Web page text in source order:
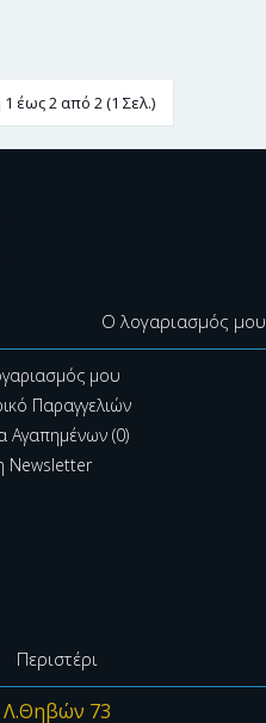
έως 2 από 2 (1 Σελ.)
Ο λογαριασμός μου
μου
Παραγγελιών
Αγαπημένων (0)
Newsletter
Περιστέρι
Λ.Θηβών 73